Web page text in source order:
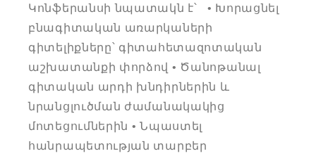
Կոնֆերանսի նպատակն է՝ • Խորացնել
բնագիտական առարկաների
գիտելիքները՝ գիտահետազոտական
աշխատանքի փորձով • Ծանոթանալ
գիտական արդի խնդիրներին և
նրանցլուծման ժամանակակից
մոտեցումներին • Նպաստել
հանրապետության տարբեր